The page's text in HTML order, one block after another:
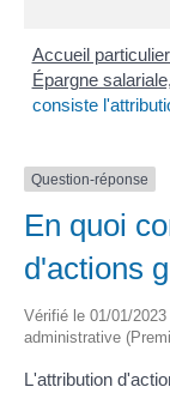
Accueil
Épargne
consiste
Question-réponse
En quoi
d'actions
Vérifié le 01/01/
administrative
L'attribution